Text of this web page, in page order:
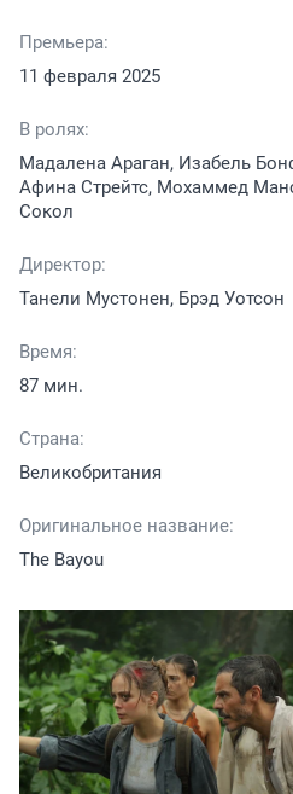
Премьера:
11 февраля 2025
В ролях:
Мадалена Араган, Изабель
Афина Стрейтс, Мохаммед
Сокол
Директор:
Танели Мустонен, Брэд Уотсон
Время:
87 мин.
Страна:
Великобритания
Оригинальное название:
The Bayou